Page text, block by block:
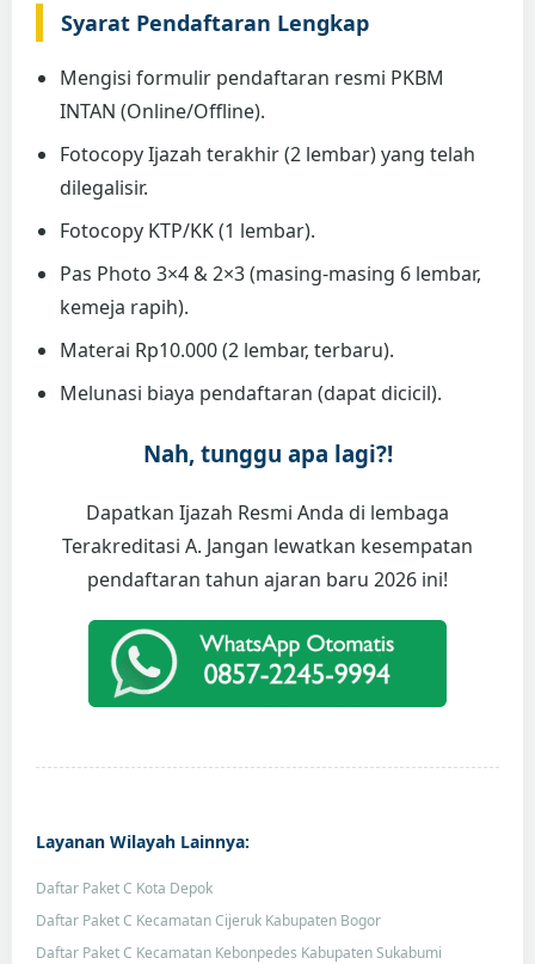
Syarat Pendaftaran Lengkap
Mengisi formulir pendaftaran resmi PKBM
INTAN (Online/Offline).
Fotocopy Ijazah terakhir (2 lembar) yang telah
dilegalisir.
Fotocopy KTP/KK (1 lembar).
Pas Photo 3×4 & 2×3 (masing-masing 6 lembar,
kemeja rapih).
Materai Rp10.000 (2 lembar, terbaru).
Melunasi biaya pendaftaran (dapat dicicil).
Nah, tunggu apa lagi?!
Dapatkan Ijazah Resmi Anda di lembaga
Terakreditasi A. Jangan lewatkan kesempatan
pendaftaran tahun ajaran baru 2026 ini!
Layanan Wilayah Lainnya:
Daftar Paket C Kota Depok
Daftar Paket C Kecamatan Cijeruk Kabupaten Bogor
Daftar Paket C Kecamatan Kebonpedes Kabupaten Sukabumi